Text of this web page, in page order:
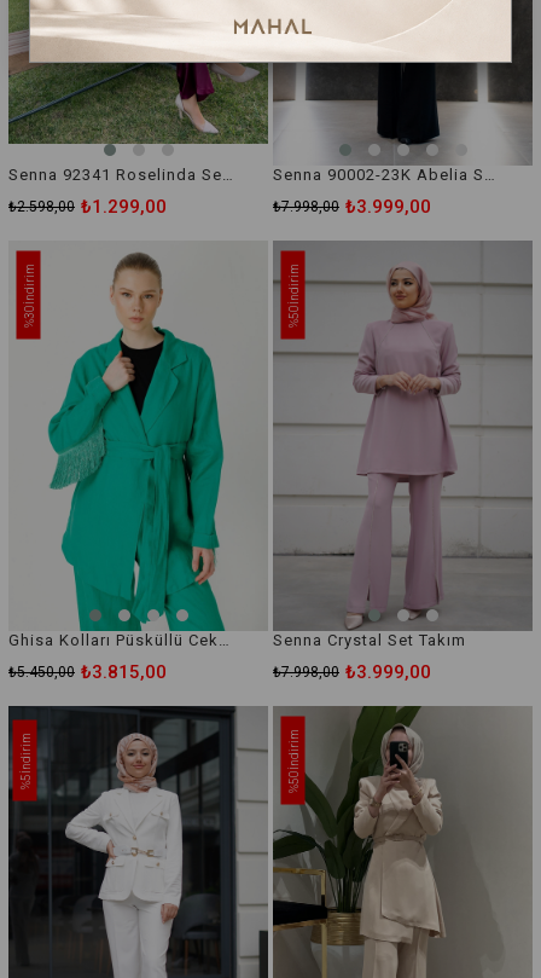
Senna 92341 Roselinda Set Pantolonlu Takım
₺1.299,00
₺2.598,00
Senna 90002-23K Abelia Suit Takım
₺3.999,00
₺7.998,00
₺3.815,00
₺5.450,00
%30
İndirim
Senna Crystal Set Takım
₺3.999,00
₺7.998,00
%50
İndirim
%5
İndirim
%50
İndirim